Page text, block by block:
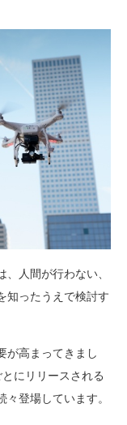
人間が行わない、
知ったうえで検討す
が高まってきまし
にリリースされる
登場しています。